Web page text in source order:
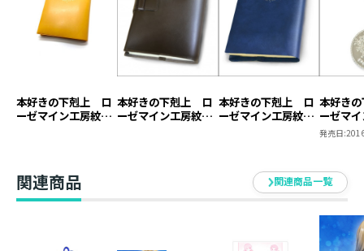
本好きの下剋上 ロ
ーゼマイン工房紋章
本好きの下剋上 ロ
ーゼマイン工房紋章
本好きの下剋上 ロ
ーゼマイン工房紋章
本好き
ーゼマ
キーホ
発売日:
関連商品 関連商品一覧